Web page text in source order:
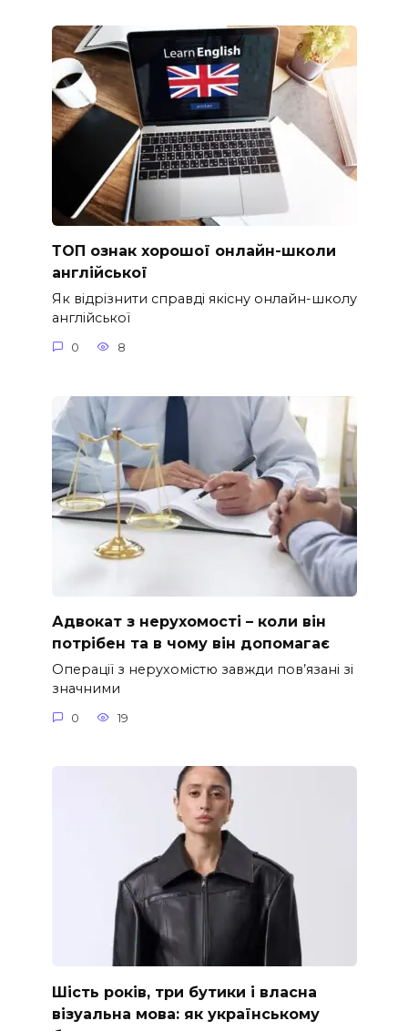
ТОП ознак хорошої онлайн-школи
англійської
Як відрізнити справді якісну онлайн-школу
англійської
0 8
Адвокат з нерухомості – коли він
потрібен та в чому він допомагає
Операції з нерухомістю завжди пов’язані зі
значними
0 19
Шість років, три бутики і власна
візуальна мова: як українському